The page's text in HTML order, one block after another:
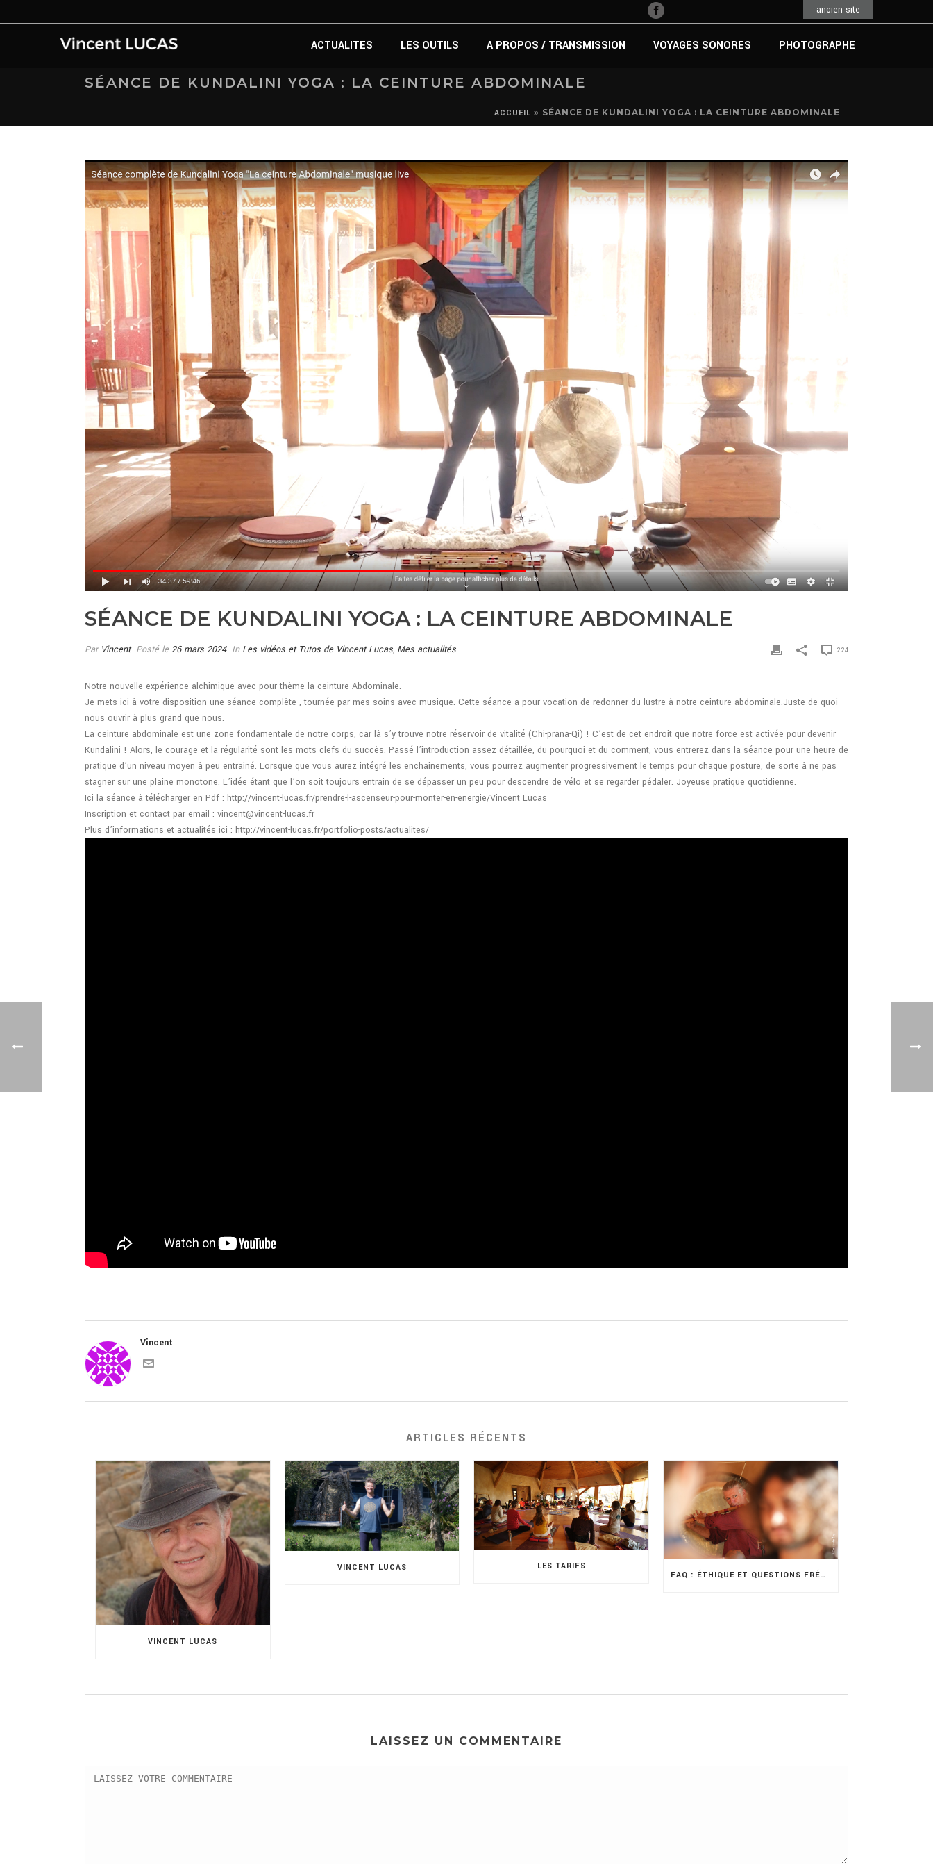
ancien site
ACTUALITES LES OUTILS A PROPOS / TRANSMISSION VOYAGES SONORES PHOTOGRAPHE
SÉANCE DE KUNDALINI YOGA : LA CEINTURE ABDOMINALE
ACCUEIL » SÉANCE DE KUNDALINI YOGA : LA CEINTURE ABDOMINALE
SÉANCE DE KUNDALINI YOGA : LA CEINTURE ABDOMINALE
Par Vincent Posté le 26 mars 2024 In Les vidéos et Tutos de Vincent Lucas, Mes actualités 224
Notre nouvelle expérience alchimique avec pour thème la ceinture Abdominale.
Je mets ici à votre disposition une séance complète , tournée par mes soins avec musique. Cette séance a pour vocation de redonner du lustre à notre ceinture abdominale.Juste de quoi
nous ouvrir à plus grand que nous.
La ceinture abdominale est une zone fondamentale de notre corps, car là s’y trouve notre réservoir de vitalité (Chi-prana-Qi) ! C’est de cet endroit que notre force est activée pour devenir
Kundalini ! Alors, le courage et la régularité sont les mots clefs du succès. Passé l’introduction assez détaillée, du pourquoi et du comment, vous entrerez dans la séance pour une heure de
pratique d’un niveau moyen à peu entrainé. Lorsque que vous aurez intégré les enchainements, vous pourrez augmenter progressivement le temps pour chaque posture, de sorte à ne pas
stagner sur une plaine monotone. L’idée étant que l’on soit toujours entrain de se dépasser un peu pour descendre de vélo et se regarder pédaler. Joyeuse pratique quotidienne.
Ici la séance à télécharger en Pdf : http://vincent-lucas.fr/prendre-l-ascenseur-pour-monter-en-energie/Vincent Lucas
Inscription et contact par email : vincent@vincent-lucas.fr
Plus d’informations et actualités ici : http://vincent-lucas.fr/portfolio-posts/actualites/
Vincent
ARTICLES RÉCENTS
VINCENT LUCAS
VINCENT LUCAS
LES TARIFS
FAQ : ÉTHIQUE ET QUESTIONS FRÉQUENTES
LAISSEZ UN COMMENTAIRE